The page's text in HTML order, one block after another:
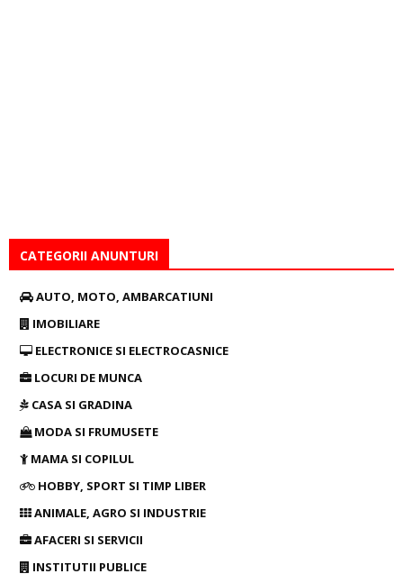
CATEGORII ANUNTURI
AUTO, MOTO, AMBARCATIUNI
IMOBILIARE
ELECTRONICE SI ELECTROCASNICE
LOCURI DE MUNCA
CASA SI GRADINA
MODA SI FRUMUSETE
MAMA SI COPILUL
HOBBY, SPORT SI TIMP LIBER
ANIMALE, AGRO SI INDUSTRIE
AFACERI SI SERVICII
INSTITUTII PUBLICE